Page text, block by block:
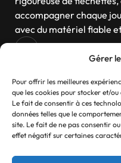
Gérer
Pour offrir les meilleures
que les cookies pour stocker et/
Le fait de consentir à ces
données telles que le
site. Le fait de ne pas consentir
effet négatif sur certaines
accompagner chaque
avec du matériel fiable
Navigation
Contactez-